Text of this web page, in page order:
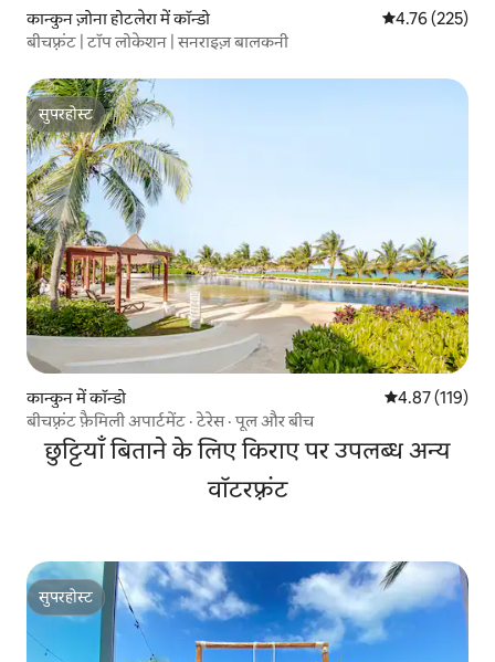
कान्कुन ज़ोना होटलेरा में कॉन्डो औसत रेटिंग 5 में से
4.76 (225)
बीचफ़्रंट | टॉप लोकेशन | सनराइज़ बालकनी
सुपरहोस्ट
सुपरहोस्ट
कान्कुन में कॉन्डो औसत रेटिंग 5 में से
4.87 (119)
बीचफ़्रंट फ़ैमिली अपार्टमेंट · टेरेस · पूल और बीच
छुट्टियाँ बिताने के लिए किराए पर उपलब्ध अन्य
वॉटरफ़्रंट
सुपरहोस्ट
सुपरहोस्ट